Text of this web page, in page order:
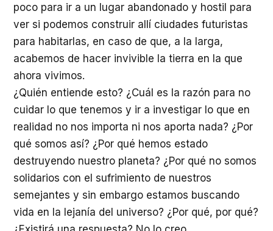
poco para ir a un lugar abandonado y hostil para
ver si podemos construir allí ciudades futuristas
para habitarlas, en caso de que, a la larga,
acabemos de hacer invivible la tierra en la que
ahora vivimos.
¿Quién entiende esto? ¿Cuál es la razón para no
cuidar lo que tenemos y ir a investigar lo que en
realidad no nos importa ni nos aporta nada? ¿Por
qué somos así? ¿Por qué hemos estado
destruyendo nuestro planeta? ¿Por qué no somos
solidarios con el sufrimiento de nuestros
semejantes y sin embargo estamos buscando
vida en la lejanía del universo? ¿Por qué, por qué?